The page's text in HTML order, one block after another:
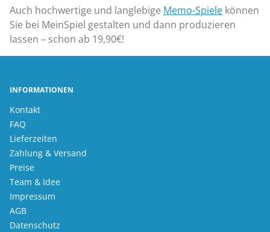
Auch hochwertige und langlebige Memo-Spiele können
Sie bei MeinSpiel gestalten und dann produzieren
lassen – schon ab 19,90€!
INFORMATIONEN
Kontakt
FAQ
Lieferzeiten
Zahlung & Versand
Preise
Team & Idee
Impressum
AGB
Datenschutz